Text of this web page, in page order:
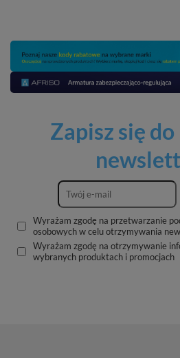
Zapisz się
Wyrażam zgodę na przetwarzanie
osobowych w celu otrzymywania
Wyrażam zgodę na otrzymywanie
wybranych produktach i promocjach